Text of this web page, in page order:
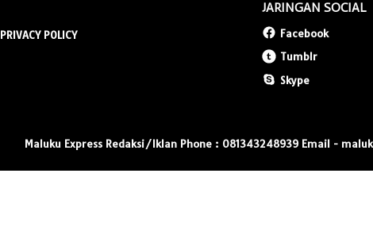
PRIVACY POLICY
JARINGAN SOCIAL
Facebook
Tumblr
Skype
Maluku Express Redaksi/Iklan Phone : 081343248939 Email -